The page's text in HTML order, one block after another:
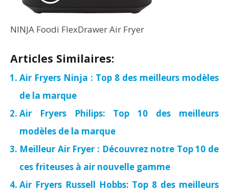
NINJA Foodi FlexDrawer Air Fryer
Articles Similaires:
Air Fryers Ninja : Top 8 des meilleurs modèles
de la marque
Air Fryers Philips: Top 10 des meilleurs
modèles de la marque
Meilleur Air Fryer : Découvrez notre Top 10 de
ces friteuses à air nouvelle gamme
Air Fryers Russell Hobbs: Top 8 des meilleurs